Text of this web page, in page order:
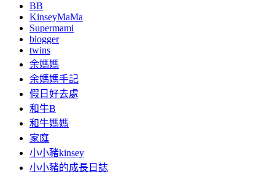
BB
KinseyMaMa
Supermami
blogger
twins
余媽媽
余媽媽手記
假日好去處
和牛B
和牛媽媽
家庭
小小豬kinsey
小小豬的成長日誌